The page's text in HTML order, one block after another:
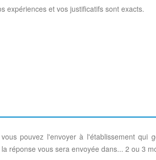
expériences et vos justificatifs sont exacts.
pouvez l'envoyer à l'établissement qui
réponse vous sera envoyée dans... 2 ou 3